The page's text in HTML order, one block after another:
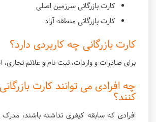
کارت بازرگانی سرزمین اصلی
کارت بازرگانی منطقه آزاد
کارت بازرگانی چه کاربردی دارد؟
برای صادرات و واردات، ثبت نام و علائم تجاری،
چه افرادی می توانند کارت
کنند؟
افرادی که سابقه کیفری نداشته باشند، مدرک